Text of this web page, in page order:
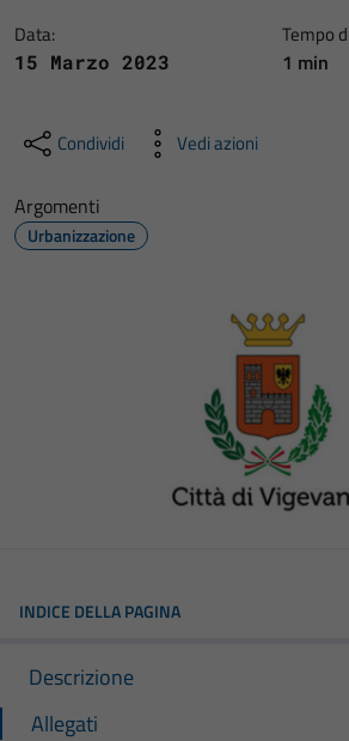
Data:
15 Marzo 2023
Tempo
1 min
Condividi Vedi azioni
Argomenti
Urbanizzazione
INDICE DELLA PAGINA
Descrizione
Allegati